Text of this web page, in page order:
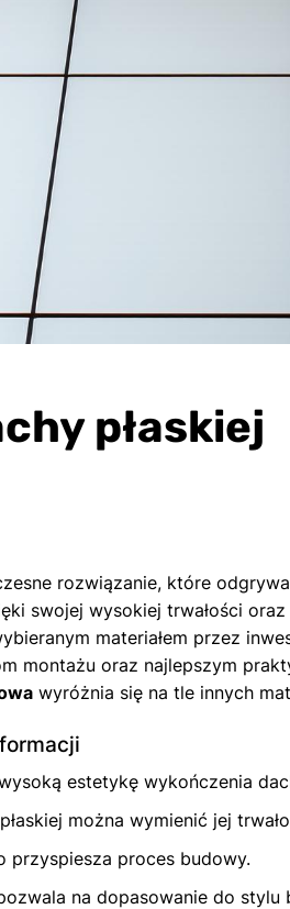
płaskiej
rozwiązanie, które
swojej wysokiej trwałości
materiałem przez
montażu oraz najlepszym
wyróżnia się na tle innych
estetykę wykończenia
można wymienić jej
przyspiesza proces budowy.
na dopasowanie do stylu